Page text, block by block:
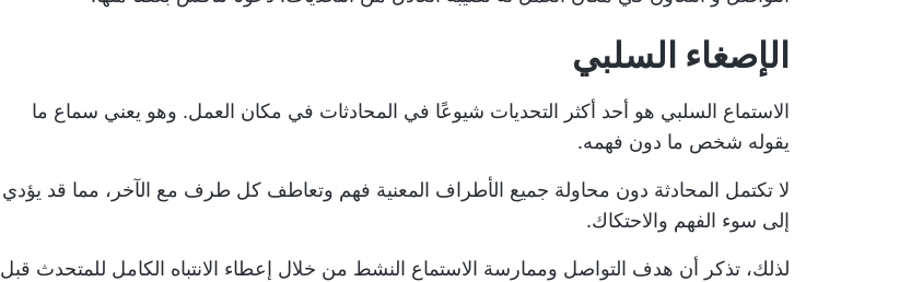
الإصغاء السلبي
الاستماع السلبي هو أحد أكثر التحديات شيوعًا في المحادثات في مكان العمل. وهو يعني سماع ما
يقوله شخص ما دون فهمه.
لا تكتمل المحادثة دون محاولة جميع الأطراف المعنية فهم وتعاطف كل طرف مع الآخر، مما قد يؤدي
إلى سوء الفهم والاحتكاك.
لذلك، تذكر أن هدف التواصل وممارسة الاستماع النشط من خلال إعطاء الانتباه الكامل للمتحدث قبل